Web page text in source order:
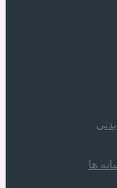
ها